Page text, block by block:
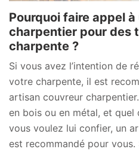
Pourquoi faire appel
charpentier pour des
charpente ?
Si vous avez l’intention de
votre charpente, il est
artisan couvreur
en bois ou en métal, et
vous voulez lui confier, un
est recommandé pour